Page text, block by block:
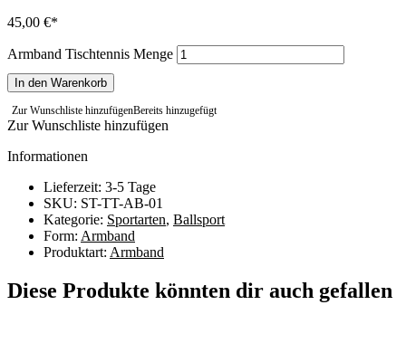
45,00 €
Armband Tischtennis Menge
In den Warenkorb
Zur Wunschliste hinzufügenBereits hinzugefügt
Zur Wunschliste hinzufügen
Informationen
Lieferzeit: 3-5 Tage
SKU: ST-TT-AB-01
Kategorie: Sportarten, Ballsport
Form: Armband
Produktart: Armband
Diese Produkte könnten dir auch gefallen